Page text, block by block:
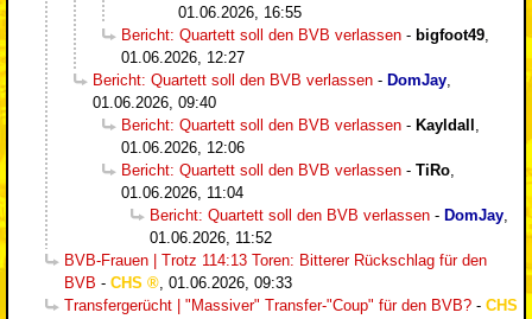
01.06.2026, 16:55
Bericht: Quartett soll den BVB verlassen - bigfoot49
01.06.2026, 12:27
Bericht: Quartett soll den BVB verlassen - DomJay
01.06.2026, 09:40
Bericht: Quartett soll den BVB verlassen - Kayldall
01.06.2026, 12:06
Bericht: Quartett soll den BVB verlassen - TiRo
01.06.2026, 11:04
Bericht: Quartett soll den BVB verlassen - DomJay
01.06.2026, 11:52
BVB-Frauen | Trotz 114:13 Toren: Bitterer Rückschlag für den
BVB - CHS
01.06.2026, 09:33
Transfergerücht | "Massiver" Transfer-"Coup" für den BVB? - CHS